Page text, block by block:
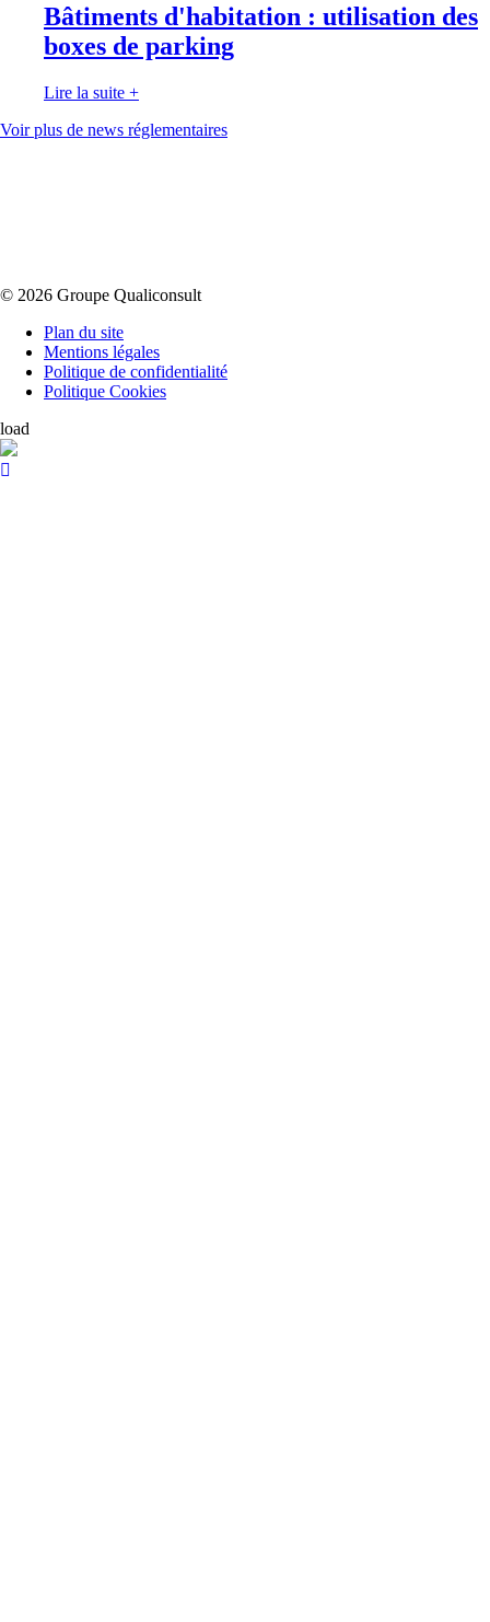
Bâtiments d'habitation : utilisation des
boxes de parking
Lire la suite +
Voir plus de news réglementaires
© 2026 Groupe Qualiconsult
Plan du site
Mentions légales
Politique de confidentialité
Politique Cookies
load